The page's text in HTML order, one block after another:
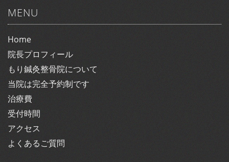
MENU
Home
院長プロフィール
もり鍼灸整骨院について
当院は完全予約制です
治療費
受付時間
アクセス
よくあるご質問